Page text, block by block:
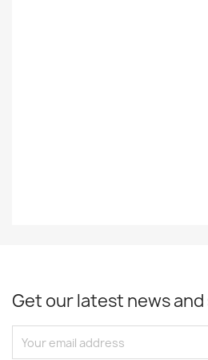
Get our latest news